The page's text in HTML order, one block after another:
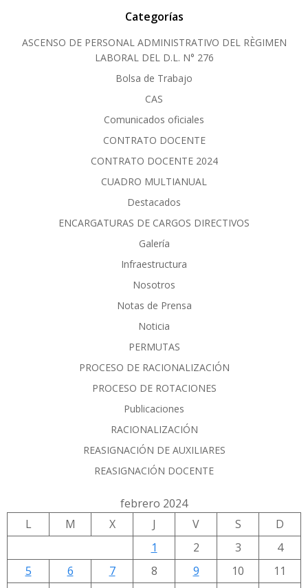
Categorías
ASCENSO DE PERSONAL ADMINISTRATIVO DEL RÈGIMEN
LABORAL DEL D.L. N° 276
Bolsa de Trabajo
CAS
Comunicados oficiales
CONTRATO DOCENTE
CONTRATO DOCENTE 2024
CUADRO MULTIANUAL
Destacados
ENCARGATURAS DE CARGOS DIRECTIVOS
Galería
Infraestructura
Nosotros
Notas de Prensa
Noticia
PERMUTAS
PROCESO DE RACIONALIZACIÓN
PROCESO DE ROTACIONES
Publicaciones
RACIONALIZACIÓN
REASIGNACIÓN DE AUXILIARES
REASIGNACIÓN DOCENTE
febrero 2024
L
M X J V S
D
1
2 3
4
5
6 7 8 9 10
11